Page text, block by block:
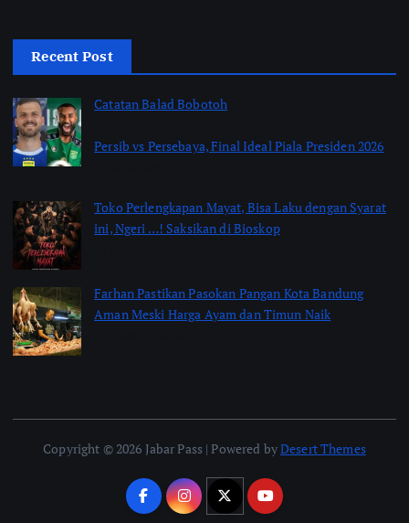
Recent Post
Catatan Balad Bobotoh
Persib vs Persebaya, Final Ideal Piala Presiden 2026
Toko Perlengkapan Mayat, Bisa Laku dengan Syarat
ini, Ngeri …! Saksikan di Bioskop
Farhan Pastikan Pasokan Pangan Kota Bandung
Aman Meski Harga Ayam dan Timun Naik
Copyright © 2026 Jabar Pass | Powered byDesert Themes